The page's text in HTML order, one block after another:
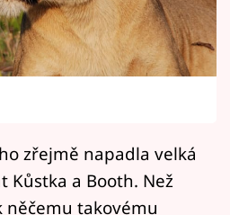
Vary
zřejmě napadla velká
Kůstka a Booth. Než
něčemu takovému